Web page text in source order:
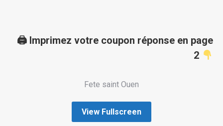
🖨 Imprimez votre coupon réponse en page
2
Fete saint Ouen
View Fullscreen